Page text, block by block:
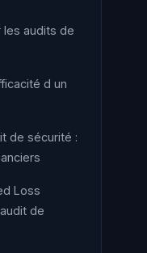
les audits de
d un
de sécurité :
Loss
de